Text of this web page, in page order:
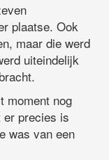
plaatse. Ook
maar die werd
uiteindelijk
moment nog
er precies is
was van een